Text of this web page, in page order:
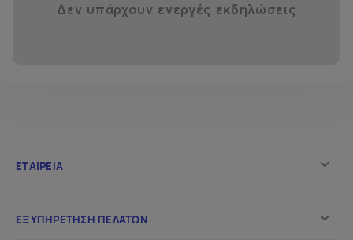
υπήρχε ποτέ.
Δεν υπάρχουν ενεργές εκδηλώσεις